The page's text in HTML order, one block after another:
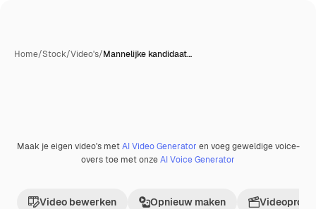
Home/Stock/Video's/Mannelijke kandidaat…
Maak je eigen video's metAI Video Generator en voeg geweldige voice-
overs toe met onzeAI Voice Generator
Video bewerken Opnieuw maken